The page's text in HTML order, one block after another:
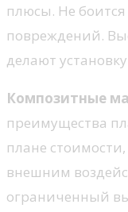
плюсы. Не
повреждений.
делают
Композитные
преимущества
плане
внешним
ограниченный